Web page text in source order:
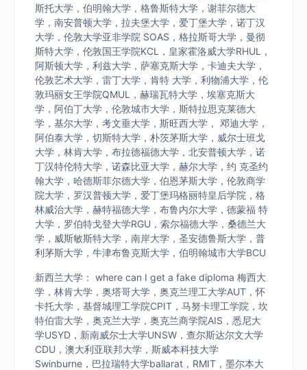
斯托大学，伯明翰大学，格鲁斯特大学，谢菲尔德大
学，南安普顿大学，拉夫堡大学，爱丁堡大学，诺丁汉
大学，伦敦大学亚非学院 SOAS，格拉斯哥大学，曼彻
斯特大学，伦敦国王学院KCL，皇家霍洛威大学RHUL，
阿斯顿大学，利兹大学，萨塞克斯大学，卡迪夫大学，
伦敦艺术大学，雷丁大学，肯特 大学，利物浦大学，伦
敦玛丽女王学院QMUL，赫瑞瓦特大学，埃塞克斯大
学，阿伯丁大学，伦敦城市大学，斯特拉思克莱德大
学，基尔大学，考文垂大学，斯旺西大学， 邓迪大学，
阿伯泰大学，切斯特大学，朴茨茅斯大学，威尔士班戈
大学，林肯大学，布拉德福德大学，北安普顿大学，诺
丁汉特伦特大学，诺森比亚大学，赫尔大学，约 克圣约
翰大学，哈德斯菲尔德大学，伯恩茅斯大学，伦敦商学
院大学，罗汉普顿大学，爱丁堡玛格丽特皇后学院，格
林威治大学，赫特福德大学，布鲁内尔大学，德蒙福 特
大学，罗伯特戈登大学RGU，索尔福德大学，桑德兰大
学，威斯敏斯特大学，南岸大学，圣安德鲁斯大学，普
利茅斯大学，牛津布鲁克斯大学，伯明翰城市大学BCU
新西兰大学： where can I get a fake diploma 梅西大
学，林肯大学，奥塔哥大学，奥克兰理工大学AUT，怀
卡托大学，基督城理工学院CPIT，马努卡理工学院，坎
特伯雷大学，奥克兰大学，奥克兰商学院AIS，悉尼大
学USYD，新南威尔士大学UNSW，查尔斯达尔文大学
CDU，澳大利亚联邦大学，斯威本科技大学
Swinburne，巴拉瑞特大学ballarat，RMIT，墨尔本大